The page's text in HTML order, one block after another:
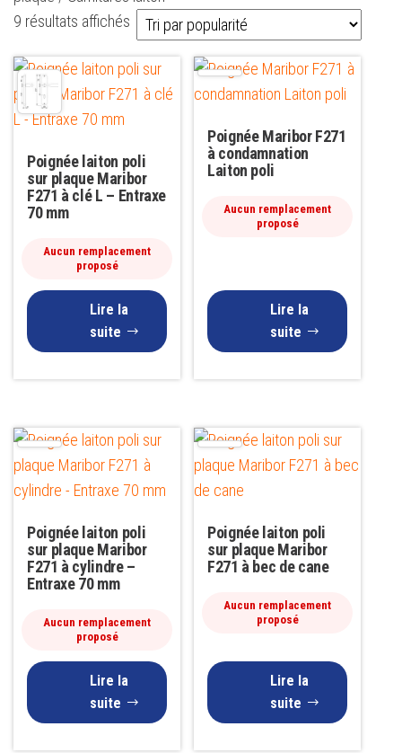
9 résultats affichés Trié
par
popularité
Poignée laiton poli
sur plaque Maribor
F271 à clé L – Entraxe
70 mm
Aucun remplacement
proposé
Lire la
suite
Poignée Maribor F271
à condamnation
Laiton poli
Aucun remplacement
proposé
Lire la
suite
Poignée laiton poli
sur plaque Maribor
F271 à cylindre –
Entraxe 70 mm
Aucun remplacement
proposé
Lire la
suite
Poignée laiton poli
sur plaque Maribor
F271 à bec de cane
Aucun remplacement
proposé
Lire la
suite